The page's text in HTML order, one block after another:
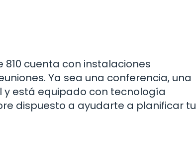
810 cuenta con instalaciones
Ya sea una conferencia, una
y está equipado con tecnología
dispuesto a ayudarte a planificar tu